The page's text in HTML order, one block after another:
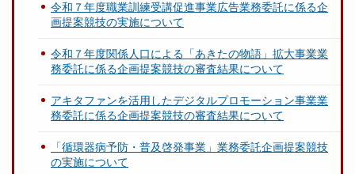
令和７年度職業訓練受講促進事業広告業務委託に係る企
画提案競技の実施について
令和７年度関係人口による「あきたの物語」拡大事業業
務委託に係る企画提案競技の審査結果について
アキタファンを活用したデジタルプロモーション事業業
務委託に係る企画提案競技の審査結果について
「循環器病予防・普及啓発事業」業務委託企画提案競技
の実施について